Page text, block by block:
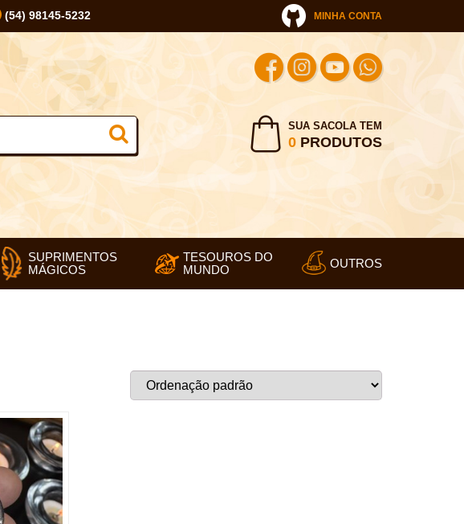
(54) 98145-5232 MINHA CONTA
SUA SACOLA TEM
0PRODUTOS
SUPRIMENTOS
MÁGICOS
TESOUROS DO
MUNDO
OUTROS